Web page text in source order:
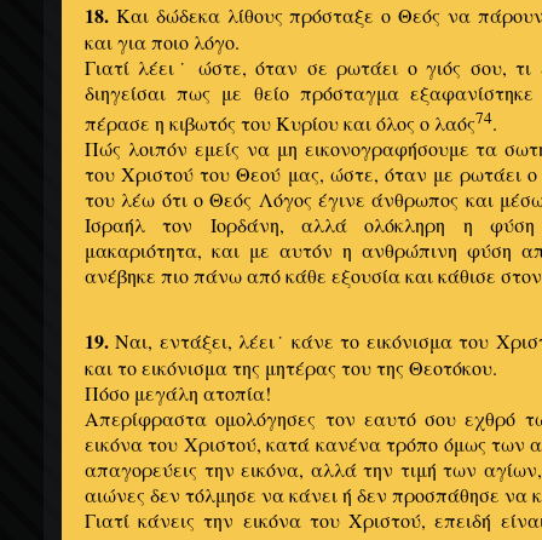
18. Και δώδεκα λίθους πρόσταξε ο Θεός να
και για ποιο λόγο.
Γιατί λέει˙ ώστε, όταν σε ρωτάει ο γιός σου, τι
διηγείσαι πως με θείο πρόσταγμα
πέρασε η κιβωτός του Κυρίου και όλος ο λαός74.
Πώς λοιπόν εμείς να μη εικονογραφήσουμε τα
του Χριστού του Θεού μας, ώστε, όταν με ρωτάει ο
του λέω ότι ο Θεός Λόγος έγινε άνθρωπος και
Ισραήλ τον Ιορδάνη, αλλά ολόκληρη η
μακαριότητα, και με αυτόν η ανθρώπινη φύση
ανέβηκε πιο πάνω από κάθε εξουσία και κάθισε
19. Ναι, εντάξει, λέει˙ κάνε το εικόνισμα του
και το εικόνισμα της μητέρας του της Θεοτόκου.
Πόσο μεγάλη ατοπία!
Απερίφραστα ομολόγησες τον εαυτό σου εχθρό
εικόνα του Χριστού, κατά κανένα τρόπο όμως των
απαγορεύεις την εικόνα, αλλά την τιμή των
αιώνες δεν τόλμησε να κάνει ή δεν προσπάθησε να
Γιατί κάνεις την εικόνα του Χριστού, επειδή